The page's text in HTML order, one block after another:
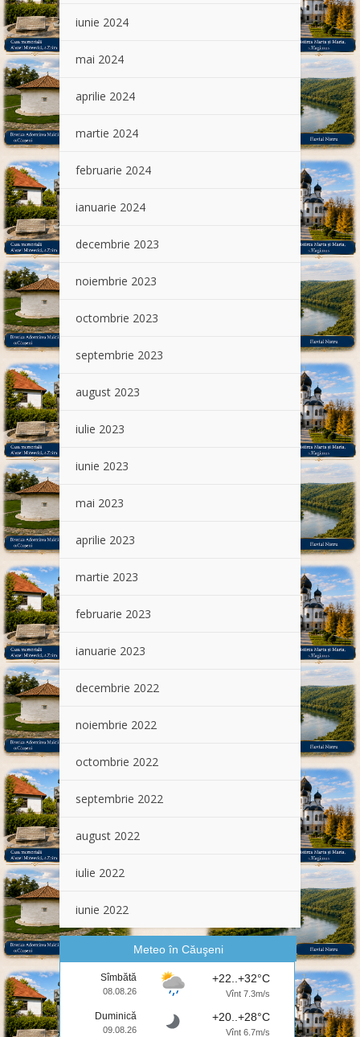
iunie 2024
mai 2024
aprilie 2024
martie 2024
februarie 2024
ianuarie 2024
decembrie 2023
noiembrie 2023
octombrie 2023
septembrie 2023
august 2023
iulie 2023
iunie 2023
mai 2023
aprilie 2023
martie 2023
februarie 2023
ianuarie 2023
decembrie 2022
noiembrie 2022
octombrie 2022
septembrie 2022
august 2022
iulie 2022
iunie 2022
Meteo în Căuşeni
Sîmbătă
08.08.26
+22..+32°C
Vînt 7.3m/s
Duminică
09.08.26
+20..+28°C
Vînt 6.7m/s